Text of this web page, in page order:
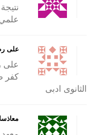
على
على
الثانوى ادبى